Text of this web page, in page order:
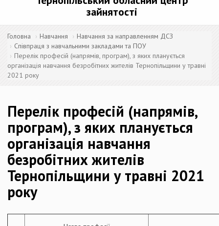
зайнятості
Головна Навчання
Навчання за направленням ДСЗ
Співпраця з навчальними закладами та ПОУ
Перелік професій (напрямів, програм), з яких планується
організація навчання безробітних жителів Тернопільщини у травні
2021 року
Перелік професій (напрямів,
програм), з яких планується
організація навчання
безробітних жителів
Тернопільщини у травні 2021
року